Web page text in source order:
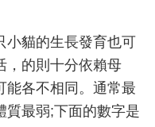
貓的生長發育也可
，的則十分依賴母
能各不相同。通常最
質最弱;下面的數字是